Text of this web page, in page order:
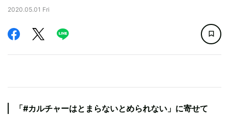
2020.05.01 Fri
「#カルチャーはとまらないとめられない」に寄せて